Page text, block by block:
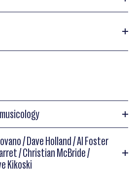
Adami »
/ Dave Holland / Al Foster
/ Christian McBride /
Kikoski